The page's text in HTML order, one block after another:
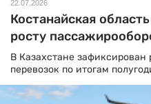
22.07.2026
Костанайская
росту
В Казахстане зафиксирован
перевозок по итогам